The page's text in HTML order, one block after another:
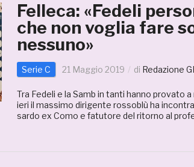
Felleca: «Fedeli
che non voglia fare
nessuno»
Serie C 21 Maggio 2019 di Redazione
Tra Fedeli e la Samb in tanti hanno provato
ieri il massimo dirigente rossoblù ha
sardo ex Como e fatutore del ritorno al